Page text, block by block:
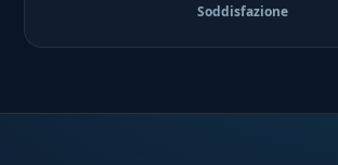
Soddisfazione